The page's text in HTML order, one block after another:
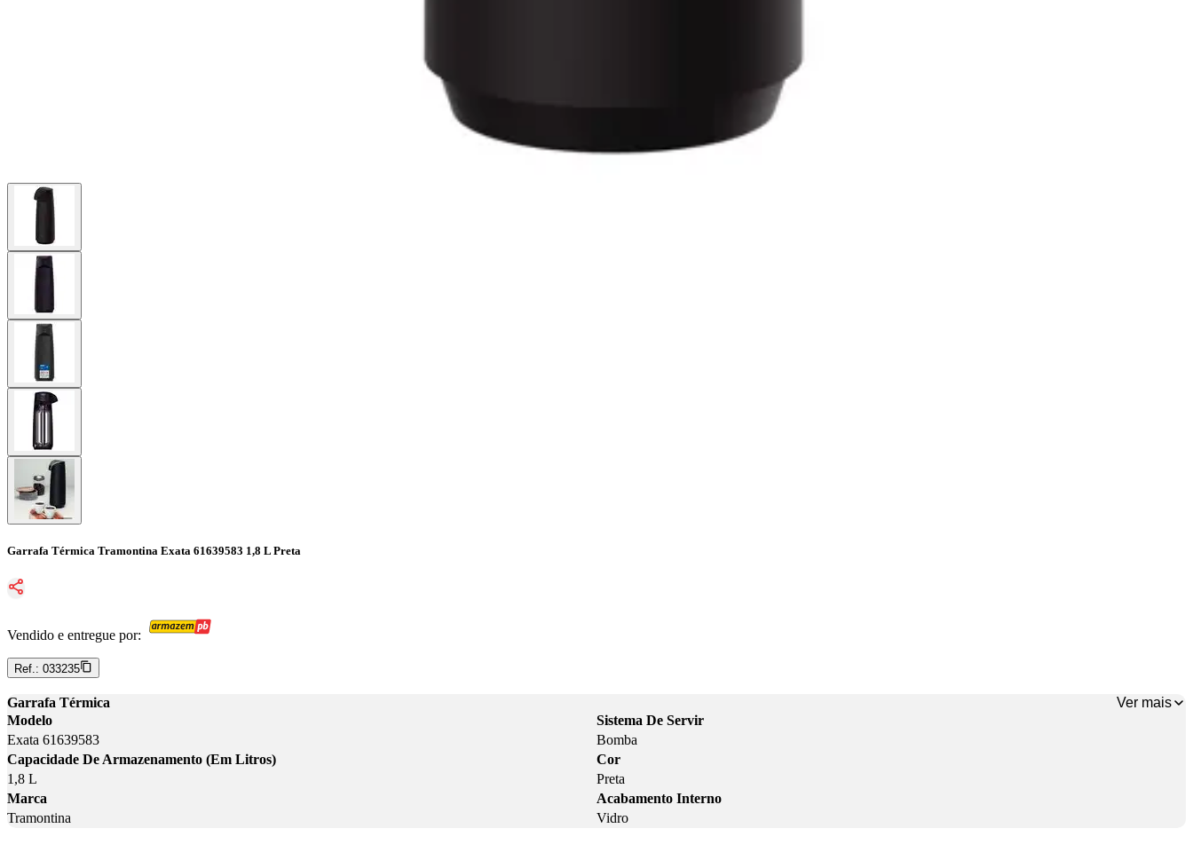
Garrafa Térmica Tramontina Exata 61639583 1,8 L Preta
Vendido e entregue por:
Ref.: 033235
Garrafa Térmica
Ver mais
Modelo
Exata 61639583
Sistema De Servir
Bomba
Capacidade De Armazenamento (Em Litros)
1,8 L
Cor
Preta
Marca
Tramontina
Acabamento Interno
Vidro